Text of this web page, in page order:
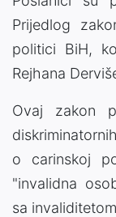
Prijedlog
politici BiH,
Rejhana
Ovaj zakon
o carinskoj
"invalidna
sa